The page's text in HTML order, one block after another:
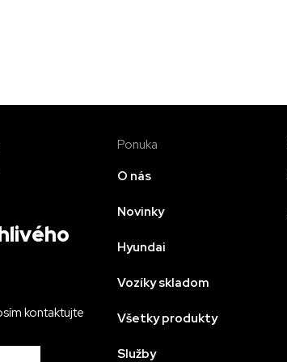
kontaktujte
Ponuka
O nás
Novinky
Hyundai
Vozíky skladom
Všetky produkty
Služby